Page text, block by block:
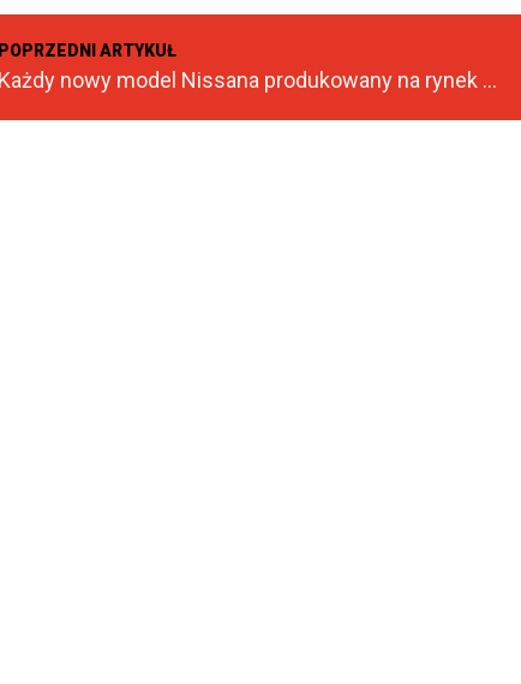
POPRZEDNI ARTYKUŁ
Każdy nowy model Nissana produkowany na rynek europejski będzie elektryczny!